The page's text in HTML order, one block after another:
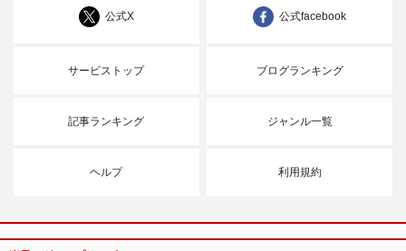
公式X 公式facebook
サービストップ ブログランキング
記事ランキング ジャンル一覧
ヘルプ 利用規約